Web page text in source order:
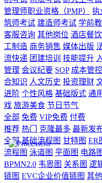
管理师职业资格（PMP）
执
筑师考试 建造师考试 学前
客服咨询 其他岗位 酒店餐饮
工制造 商务销售 媒体出版
流快递 团建培训 技能提升
管理 会议纪要 SOP 成本管控
合知识 人文历史 投资理财
进阶 个性风格 基础版式 通
戏 旅游美食 节日节气
全部 免费 VIP免费 付费
推荐 热门 克隆最多 最新发
全部 基础流程图 甘特图 ER
流程图 泳道图 平面图 电路图
BPMN2.0 韦恩图 关系图 逻
链图 EVC企业价值链图 其